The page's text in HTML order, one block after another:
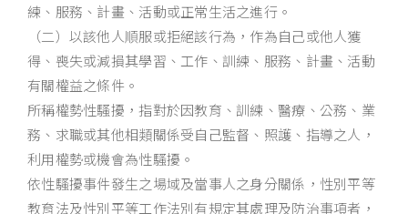
練、服務、計畫、活動或正常生活之進行。
（二）以該他人順服或拒絕該行為，作為自己或他人獲
得、喪失或減損其學習、工作、訓練、服務、計畫、活動
有關權益之條件。
所稱權勢性騷擾，指對於因教育、訓練、醫療、公務、業
務、求職或其他相類關係受自己監督、照護、指導之人，
利用權勢或機會為性騷擾。
依性騷擾事件發生之場域及當事人之身分關係，性別平等
教育法及性別平等工作法別有規定其處理及防治事項者，